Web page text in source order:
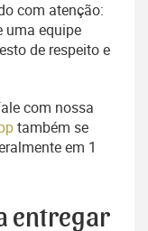
com atenção:
uma equipe
de respeito e
com nossa
também se
em 1
entregar